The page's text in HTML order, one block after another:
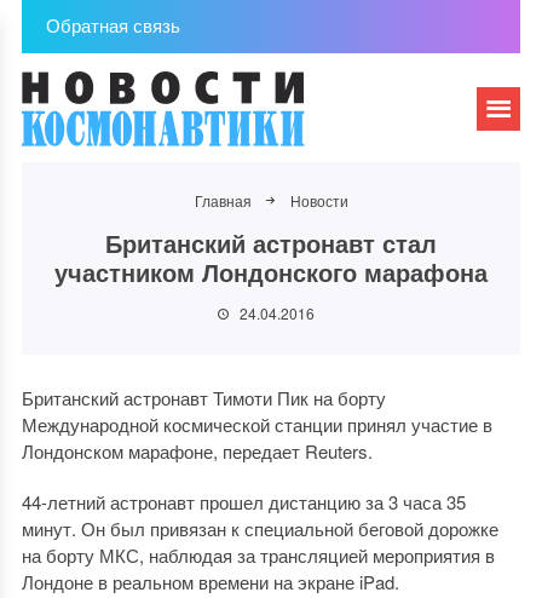
Обратная связь
Главная Новости
Британский астронавт стал
участником Лондонского марафона
24.04.2016
Британский астронавт Тимоти Пик на борту
Международной космической станции принял участие в
Лондонском марафоне, передает Reuters.
44-летний астронавт прошел дистанцию за 3 часа 35
минут. Он был привязан к специальной беговой дорожке
на борту МКС, наблюдая за трансляцией мероприятия в
Лондоне в реальном времени на экране iPad.